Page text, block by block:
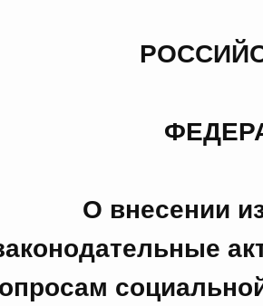
О внесении
со справками к
24 июля, пятница